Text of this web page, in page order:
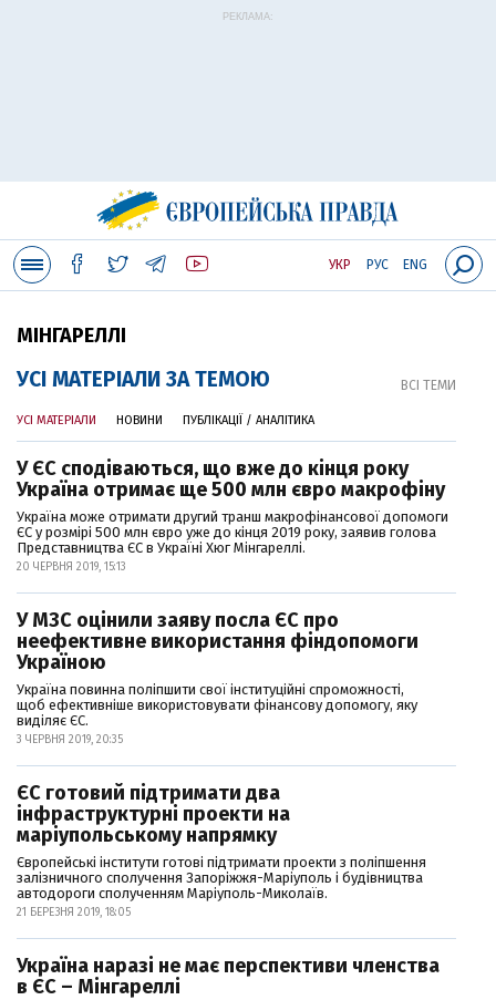
РЕКЛАМА:
УКР РУС ENG
МІНГАРЕЛЛІ
ВСІ ТЕМИ
УСІ МАТЕРІАЛИ ЗА ТЕМОЮ
УСІ МАТЕРІАЛИ НОВИНИ ПУБЛІКАЦІЇ / АНАЛІТИКА
У ЄС сподіваються, що вже до кінця року
Україна отримає ще 500 млн євро макрофіну
Україна може отримати другий транш макрофінансової допомоги
ЄС у розмірі 500 млн євро уже до кінця 2019 року, заявив голова
Представництва ЄС в Україні Хюг Мінгареллі.
20 ЧЕРВНЯ 2019, 15:13
У МЗС оцінили заяву посла ЄС про
неефективне використання фіндопомоги
Україною
Україна повинна поліпшити свої інституційні спроможності,
щоб ефективніше використовувати фінансову допомогу, яку
виділяє ЄС.
3 ЧЕРВНЯ 2019, 20:35
ЄС готовий підтримати два
інфраструктурні проекти на
маріупольському напрямку
Європейські інститути готові підтримати проекти з поліпшення
залізничного сполучення Запоріжжя-Маріуполь і будівництва
автодороги сполученням Маріуполь-Миколаїв.
21 БЕРЕЗНЯ 2019, 18:05
Україна наразі не має перспективи членства
в ЄC – Мінгареллі